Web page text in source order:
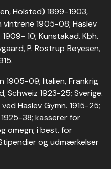
Holsted) 1899-1903,
vintrene 1905-08; Haslev
10; Kunstakad. Kbh.
P. Rostrup Bøyesen,
1905-09; Italien, Frankrig
Schweiz 1923-25; Sverige.
Haslev Gymn. 1915-25;
38; kasserer for
omegn; i best. for
Stipendier og udmærkelser